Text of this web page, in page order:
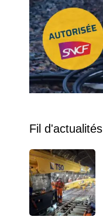
Fil d'actualités